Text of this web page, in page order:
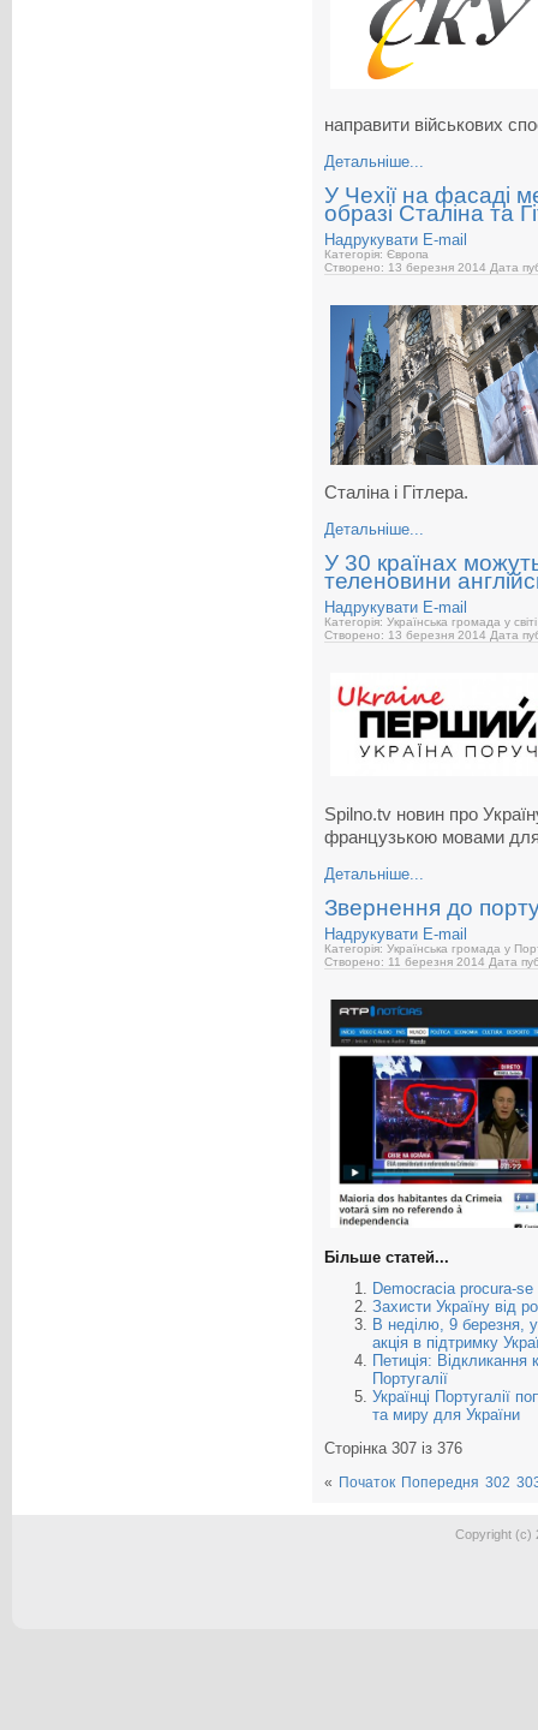
направити військових
Детальніше...
У Чехії на фасаді
образі Сталіна та
Надрукувати E-mail
Категорія: Європа
Створено: 13 березня 2014 Дата
Сталіна і Гітлера.
Детальніше...
У 30 країнах можуть
теленовини
Надрукувати E-mail
Категорія: Українська громада у світі
Створено: 13 березня 2014 Дата
Spilno.tv новин про
французькою мовами
Детальніше...
Звернення до
Надрукувати E-mail
Категорія: Українська громада у
Створено: 11 березня 2014 Дата
Більше статей...
Democracia procura-se
Захисти Україну від
В неділю, 9 березня,
акція в підтримку
Петиція: Відкликання
Португалії
Українці Португалії
та миру для України
Сторінка 307 із 376
« Початок Попередня 302
Copyright (c)